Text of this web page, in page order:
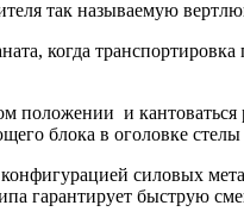
так называемую
когда
положении и
блока в оголовке
силовых
гарантирует быструю